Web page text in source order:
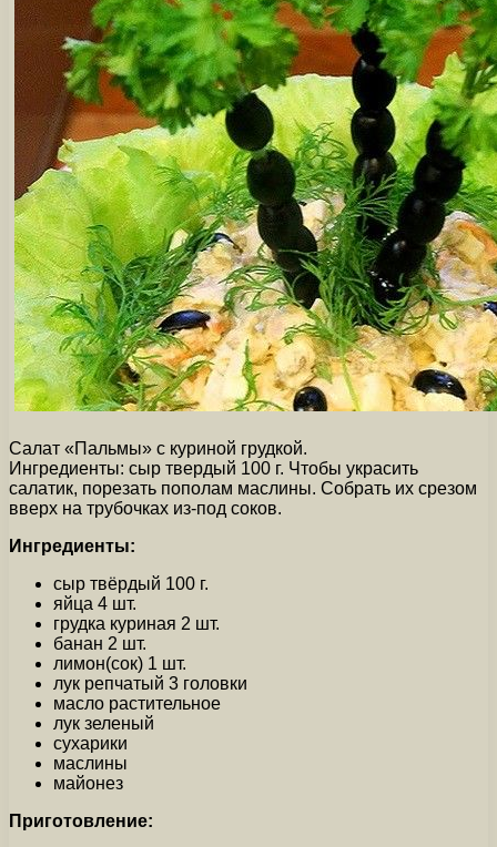
Салат «Пальмы» с куриной грудкой.
Ингредиенты: сыр твердый 100 г. Чтобы украсить
салатик, порезать пополам маслины. Собрать их срезом
вверх на трубочках из-под соков.
Ингредиенты:
сыр твёрдый 100 г.
яйца 4 шт.
грудка куриная 2 шт.
банан 2 шт.
лимон(сок) 1 шт.
лук репчатый 3 головки
масло растительное
лук зеленый
сухарики
маслины
майонез
Приготовление: